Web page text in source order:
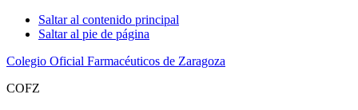
Saltar al contenido principal
Saltar al pie de página
Colegio Oficial Farmacéuticos de Zaragoza
COFZ